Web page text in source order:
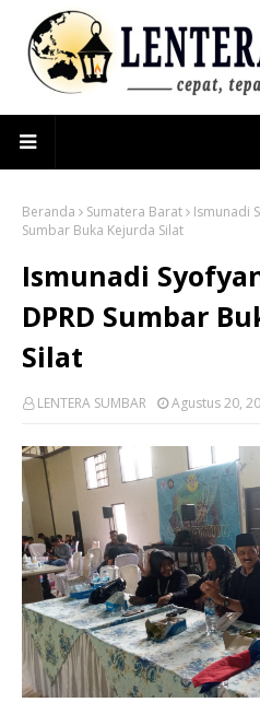
Beranda Sumatera Barat
Ismunadi
Sumbar Buka Kejurda Silat
Ismunadi
DPRD Sumbar
Silat
LENTERA SUMBAR Agustus 20,